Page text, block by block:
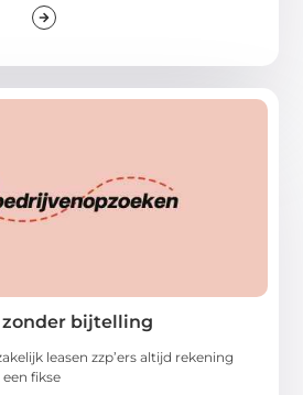
bijtelling
leasen zzp’ers altijd rekening
fikse